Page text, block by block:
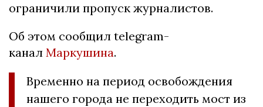
ограничили пропуск журналистов.
Об этом сообщил telegram-
канал Маркушина.
Временно на период освобождения
нашего города не переходить мост из